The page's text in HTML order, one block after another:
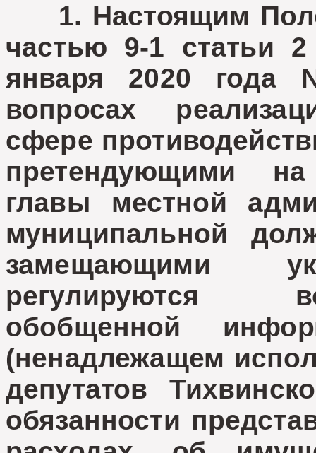
1. Настоящим
частью 9-1 статьи
января 2020
вопросах
сфере
претендующими
главы местной
муниципальной
замещающими
регулируются
обобщенной
(ненадлежащем
депутатов
обязанности